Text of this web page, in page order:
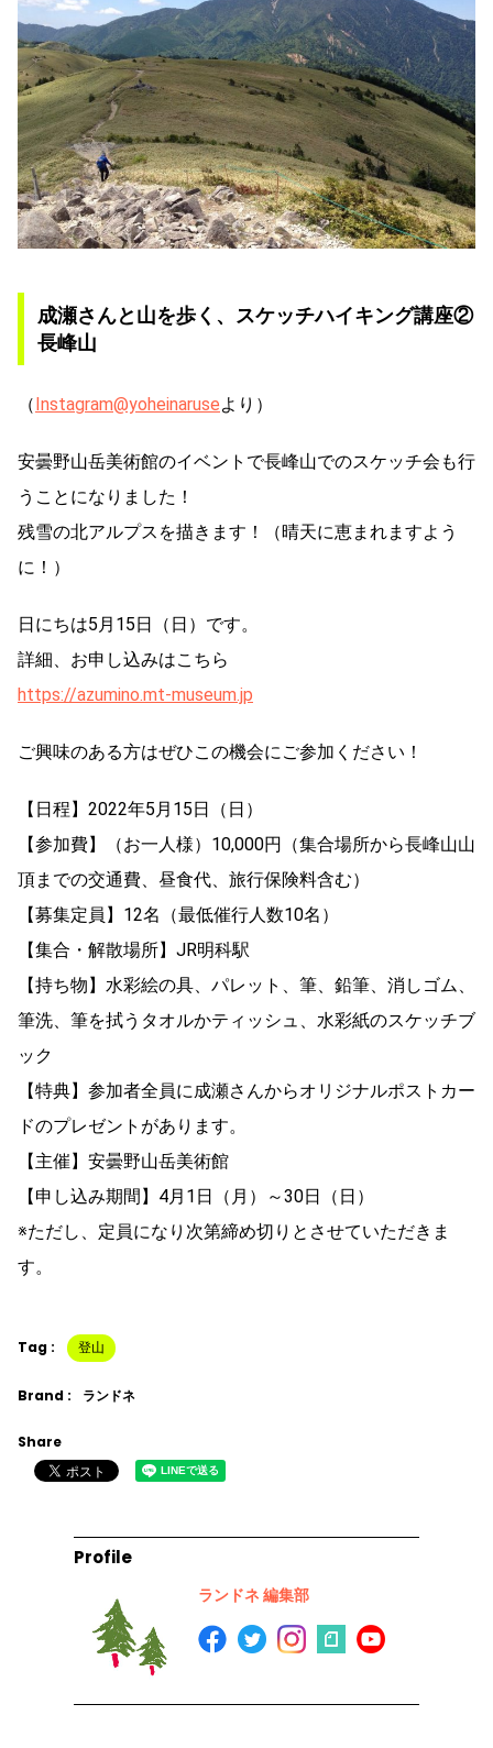
成瀬さんと山を歩く、スケッチハイキング講座②
長峰山
（ Instagram@yoheinaruseより）
安曇野山岳美術館のイベントで長峰山でのスケッチ会も行
うことになりました！
残雪の北アルプスを描きます！（晴天に恵まれますよう
に！）
日にちは5月15日（日）です。
詳細、お申し込みはこちら
https://azumino.mt-museum.jp
ご興味のある方はぜひこの機会にご参加ください！
【日程】2022年5月15日（日）
【参加費】（お一人様）10,000円（集合場所から長峰山山
頂までの交通費、昼食代、旅行保険料含む）
【募集定員】12名（最低催行人数10名）
【集合・解散場所】JR明科駅
【持ち物】水彩絵の具、パレット、筆、鉛筆、消しゴム、
筆洗、筆を拭うタオルかティッシュ、水彩紙のスケッチブ
ック
【特典】参加者全員に成瀬さんからオリジナルポストカー
ドのプレゼントがあります。
【主催】安曇野山岳美術館
【申し込み期間】4月1日（月）～30日（日）
※ただし、定員になり次第締め切りとさせていただきま
す。
Tag : 登山
Brand : ランドネ
Share
Profile
ランドネ 編集部